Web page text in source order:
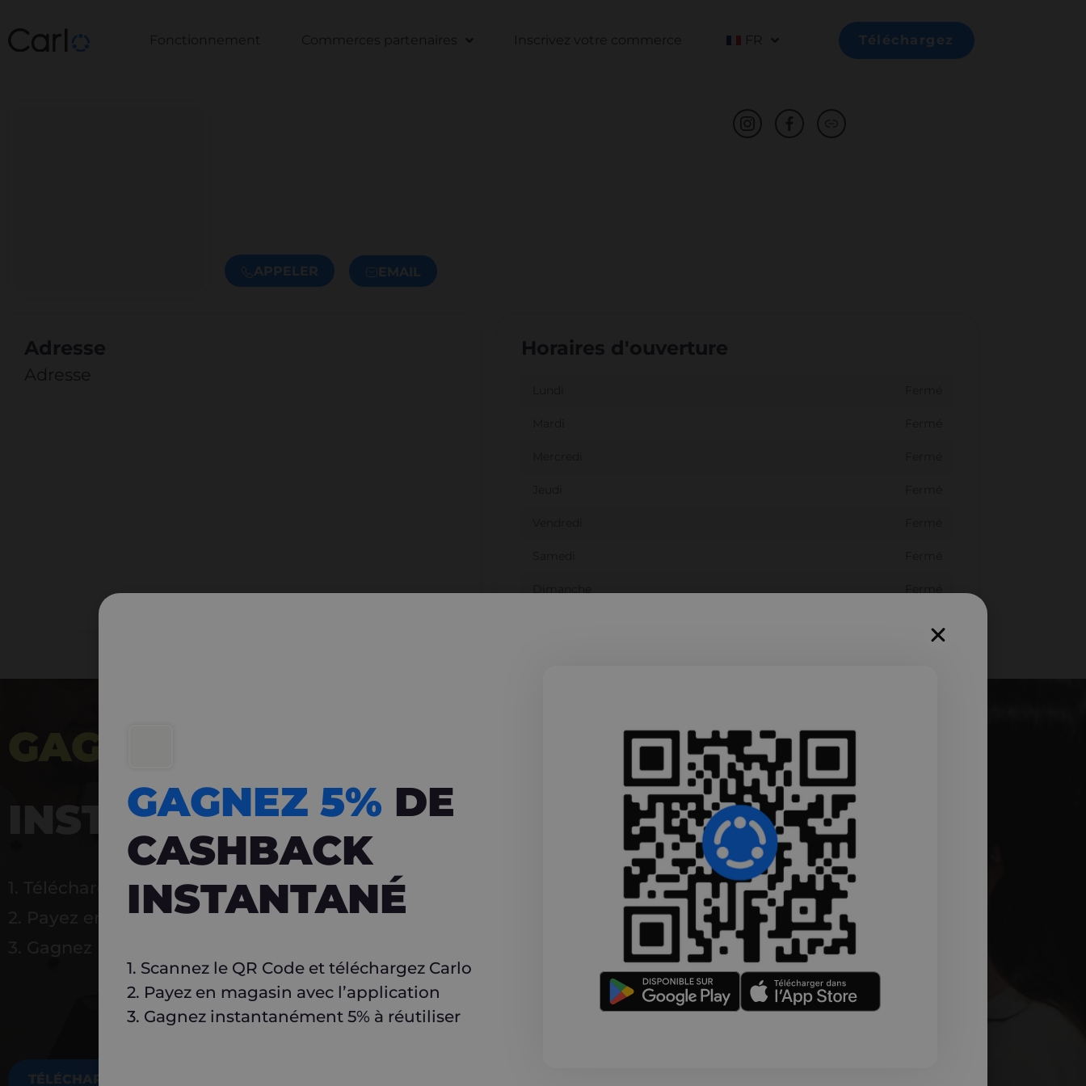
Fonctionnement Commerces partenaires Inscrivez votre commerce FR Téléchargez
APPELER EMAIL
Adresse
Adresse
Horaires d'ouverture
GAGNEZ 5%
INSTANTANÉ
1. Téléchargez Carlo
2. Payez en magasin avec l’application
TÉLÉCHARGEZ MAINTENANT
GAGNEZ 5% DE
CASHBACK
INSTANTANÉ
1. Scannez le QR Code et téléchargez Carlo
2. Payez en magasin avec l’application
3. Gagnez instantanément 5% à réutiliser